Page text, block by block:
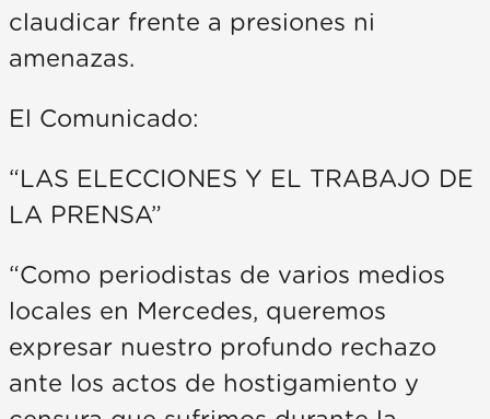
claudicar frente a presiones ni
amenazas.
El Comunicado:
“LAS ELECCIONES Y EL TRABAJO DE
LA PRENSA”
“Como periodistas de varios medios
locales en Mercedes, queremos
expresar nuestro profundo rechazo
ante los actos de hostigamiento y